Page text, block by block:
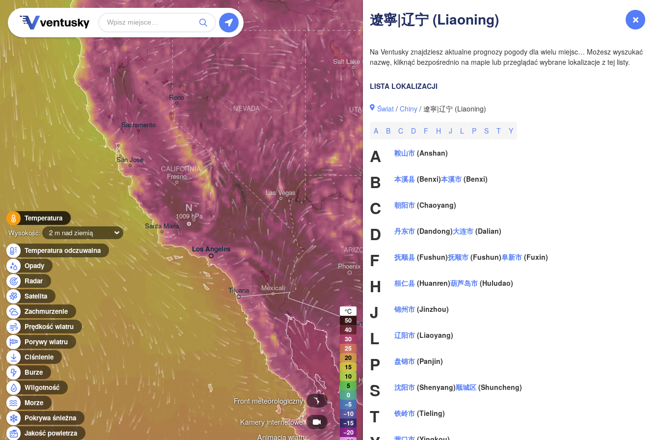
Zaloguj się Prognoza
遼寧|辽宁 (Liaoning)
Na Ventusky znajdziesz aktualne prognozy pogody dla wielu miejsc… Możesz wyszukać
nazwę, kliknąć bezpośrednio na mapie lub przeglądać wybrane lokalizacje z tej listy.
LISTA LOKALIZACJI
Świat /Chiny / 遼寧|辽宁 (Liaoning)
A B C D F H J L P S T Y
A 鞍山市 (Anshan)
B 本溪县 (Benxi)本溪市 (Benxi)
C 朝阳市 (Chaoyang)
D 丹东市 (Dandong)大连市 (Dalian)
F 抚顺县 (Fushun)抚顺市 (Fushun)阜新市 (Fuxin)
H 桓仁县 (Huanren)葫芦岛市 (Huludao)
J 锦州市 (Jinzhou)
L 辽阳市 (Liaoyang)
P 盘锦市 (Panjin)
S 沈阳市 (Shenyang)顺城区 (Shuncheng)
T 铁岭市 (Tieling)
Temperatura
Wysokość:
2 m nad ziemią
Temperatura odczuwalna
Opady
Radar
Satelita
Zachmurzenie
Prędkość wiatru
Porywy wiatru
Ciśnienie
Burze
Wilgotność
Morze
Pokrywa śnieżna
Jakość powietrza
Animacja wiatru:
Kamery internetowe
Front meteorologiczny
Los Angeles
Tijuana
San Jose
Las Vegas
Mexicali
Fresno
Reno
Santa Maria
Sacramento
CALIFORNIA
NEVADA
Phoenix
Salt Lake City
ARIZONA
UTAH
Chihuahua
Hermosillo
Heroica Nogales
Ciudad Obregón
N
°C
50
40
30
25
20
15
10
5
0
−5
−10
−15
−20